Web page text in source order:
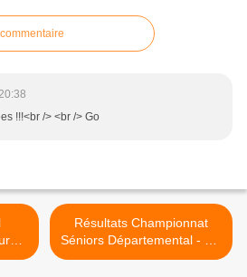
!!!<br /> <br /> Go
Résultats Championnat
Séniors Départemental - J.5
retour >